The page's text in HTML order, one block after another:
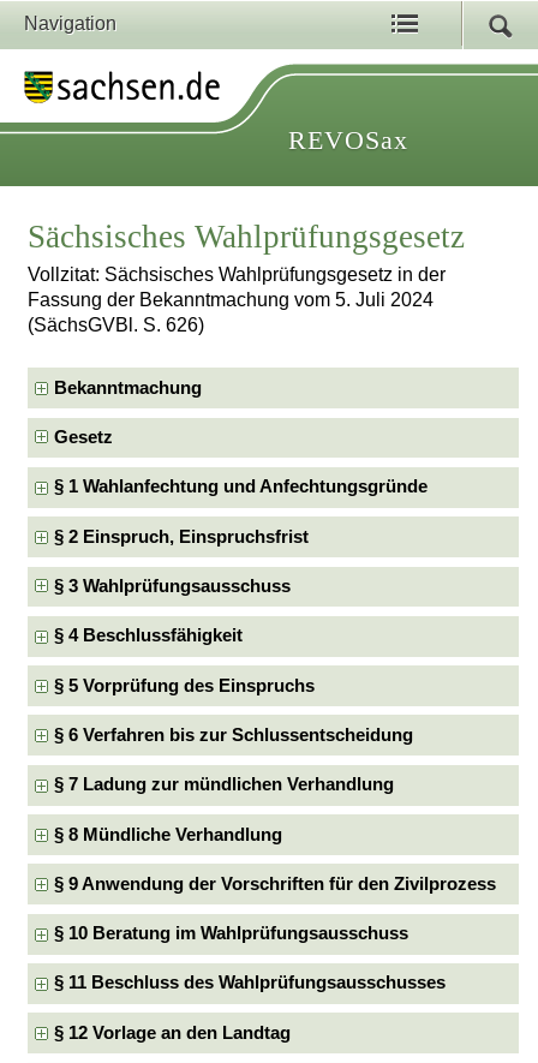
Navigation
REVOSax
Sächsisches Wahlprüfungsgesetz
Vollzitat: Sächsisches Wahlprüfungsgesetz in der
Fassung der Bekanntmachung vom 5. Juli 2024
(SächsGVBl. S. 626)
Bekanntmachung
Gesetz
§ 1 Wahlanfechtung und Anfechtungsgründe
§ 2 Einspruch, Einspruchsfrist
§ 3 Wahlprüfungsausschuss
§ 4 Beschlussfähigkeit
§ 5 Vorprüfung des Einspruchs
§ 6 Verfahren bis zur Schlussentscheidung
§ 7 Ladung zur mündlichen Verhandlung
§ 8 Mündliche Verhandlung
§ 9 Anwendung der Vorschriften für den Zivilprozess
§ 10 Beratung im Wahlprüfungsausschuss
§ 11 Beschluss des Wahlprüfungsausschusses
§ 12 Vorlage an den Landtag